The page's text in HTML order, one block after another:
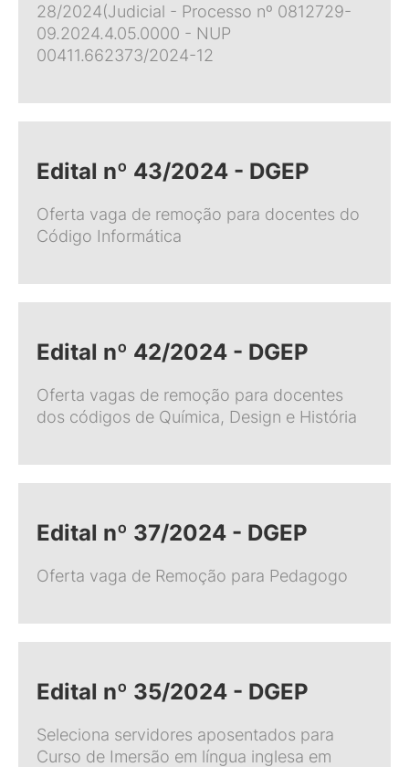
28/2024(Judicial - Processo nº 0812729-
09.2024.4.05.0000 - NUP
00411.662373/2024-12
Edital nº 43/2024 - DGEP
Oferta vaga de remoção para docentes do
Código Informática
Edital nº 42/2024 - DGEP
Oferta vagas de remoção para docentes
dos códigos de Química, Design e História
Edital nº 37/2024 - DGEP
Oferta vaga de Remoção para Pedagogo
Edital nº 35/2024 - DGEP
Seleciona servidores aposentados para
Curso de Imersão em língua inglesa em